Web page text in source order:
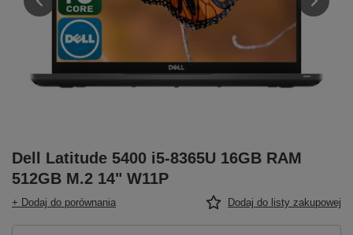
Dell Latitude 5400 i5-8365U 16GB RAM
512GB M.2 14" W11P
+ Dodaj do porównania Dodaj do listy zakupowej